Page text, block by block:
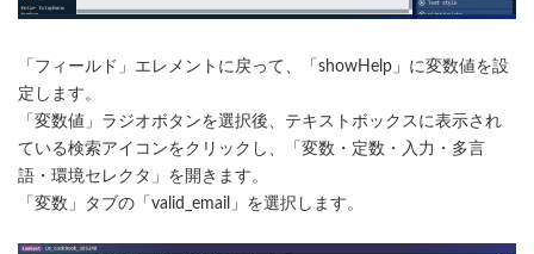
「フィールド」エレメントに戻って、「showHelp」に変数値を設
定します。
「変数値」ラジオボタンを選択後、テキストボックスに表示され
ている検索アイコンをクリックし、「変数・定数・入力・多言
語・環境セレクタ」を開きます。
「変数」タブの「valid_email」を選択します。